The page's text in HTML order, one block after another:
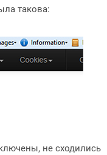
такова:
не сходились